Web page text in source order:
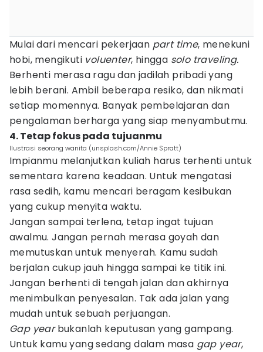
Mulai dari mencari pekerjaan part time, menekuni
hobi, mengikuti voluenter, hingga solo traveling.
Berhenti merasa ragu dan jadilah pribadi yang
lebih berani. Ambil beberapa resiko, dan nikmati
setiap momennya. Banyak pembelajaran dan
pengalaman berharga yang siap menyambutmu.
4. Tetap fokus pada tujuanmu
Ilustrasi seorang wanita (unsplash.com/Annie Spratt)
Impianmu melanjutkan kuliah harus terhenti untuk
sementara karena keadaan. Untuk mengatasi
rasa sedih, kamu mencari beragam kesibukan
yang cukup menyita waktu.
Jangan sampai terlena, tetap ingat tujuan
awalmu. Jangan pernah merasa goyah dan
memutuskan untuk menyerah. Kamu sudah
berjalan cukup jauh hingga sampai ke titik ini.
Jangan berhenti di tengah jalan dan akhirnya
menimbulkan penyesalan. Tak ada jalan yang
mudah untuk sebuah perjuangan.
Gap yearbukanlah keputusan yang gampang.
Untuk kamu yang sedang dalam masa gap year,